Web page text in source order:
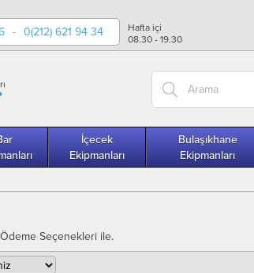
- 0(212) 621 94 34
Hafta içi
08.30 - 19.30
İçecek
Ekipmanları
Bulaşıkhane
Ekipmanları
Seçenekleri ile.